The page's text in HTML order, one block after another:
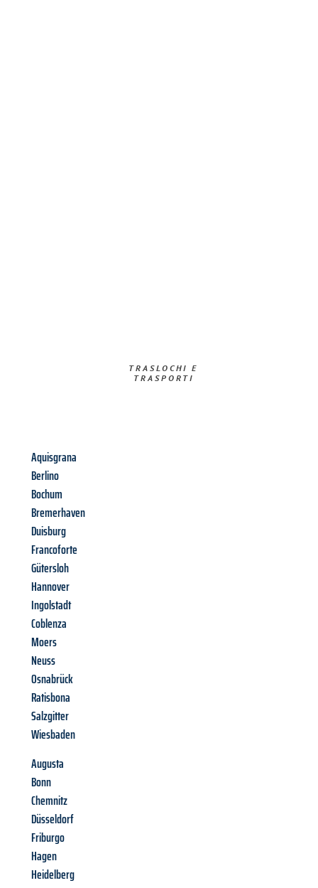
TRASLOCHI E
TRASPORTI​
Aquisgrana
Berlino
Bochum
Bremerhaven
Duisburg
Francoforte
Gütersloh
Hannover
Ingolstadt
Coblenza
Moers
Neuss
Osnabrück
Ratisbona
Salzgitter
Wiesbaden
Augusta
Bonn
Chemnitz
Düsseldorf
Friburgo
Hagen
Heidelberg